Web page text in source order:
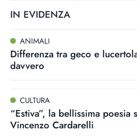
IN EVIDENZA
ANIMALI
Differenza tra geco e
davvero
CULTURA
“Estiva”, la bellissima poesia
Vincenzo Cardarelli